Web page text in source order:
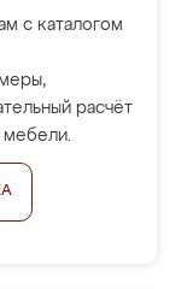
с каталогом
расчёт
мебели.